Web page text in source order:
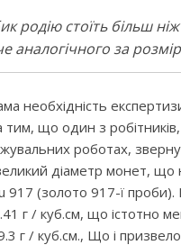
родію стоїть більш ніж
аналогічного за
необхідність
тим, що один з робітників,
роботах,
діаметр монет, що
917 (золото 917-ї проби).
г / куб.см, що істотно
г / куб.см., Що і